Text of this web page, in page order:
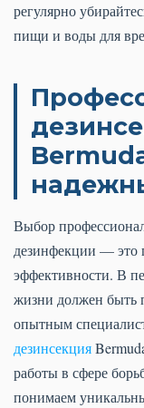
регулярно
пищи и воды для
Выбор
дезинфекции — это
эффективности. В
жизни должен быть
опытным
дезинсекция
работы в сфере
понимаем